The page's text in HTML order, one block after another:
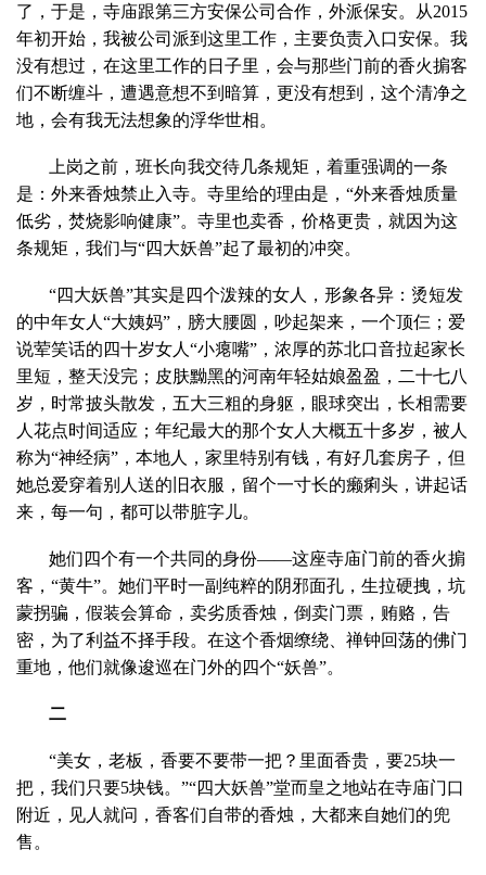
了，于是，寺庙跟第三方安保公司合作，外派保安。从2015
年初开始，我被公司派到这里工作，主要负责入口安保。我
没有想过，在这里工作的日子里，会与那些门前的香火掮客
们不断缠斗，遭遇意想不到暗算，更没有想到，这个清净之
地，会有我无法想象的浮华世相。
上岗之前，班长向我交待几条规矩，着重强调的一条
是：外来香烛禁止入寺。寺里给的理由是，“外来香烛质量
低劣，焚烧影响健康”。寺里也卖香，价格更贵，就因为这
条规矩，我们与“四大妖兽”起了最初的冲突。
“四大妖兽”其实是四个泼辣的女人，形象各异：烫短发
的中年女人“大姨妈”，膀大腰圆，吵起架来，一个顶仨；爱
说荤笑话的四十岁女人“小瘪嘴”，浓厚的苏北口音拉起家长
里短，整天没完；皮肤黝黑的河南年轻姑娘盈盈，二十七八
岁，时常披头散发，五大三粗的身躯，眼球突出，长相需要
人花点时间适应；年纪最大的那个女人大概五十多岁，被人
称为“神经病”，本地人，家里特别有钱，有好几套房子，但
她总爱穿着别人送的旧衣服，留个一寸长的癞痢头，讲起话
来，每一句，都可以带脏字儿。
她们四个有一个共同的身份——这座寺庙门前的香火掮
客，“黄牛”。她们平时一副纯粹的阴邪面孔，生拉硬拽，坑
蒙拐骗，假装会算命，卖劣质香烛，倒卖门票，贿赂，告
密，为了利益不择手段。在这个香烟缭绕、禅钟回荡的佛门
重地，他们就像逡巡在门外的四个“妖兽”。
二
“美女，老板，香要不要带一把？里面香贵，要25块一
把，我们只要5块钱。”“四大妖兽”堂而皇之地站在寺庙门口
附近，见人就问，香客们自带的香烛，大都来自她们的兜
售。